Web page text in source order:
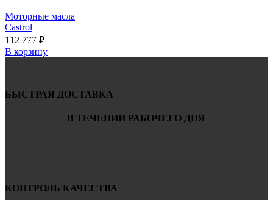
Моторные масла
Castrol
112 777 ₽
В корзину
БЫСТРАЯ ДОСТАВКА
В ТЕЧЕНИИ РАБОЧЕГО ДНЯ
КОНТРОЛЬ КАЧЕСТВА